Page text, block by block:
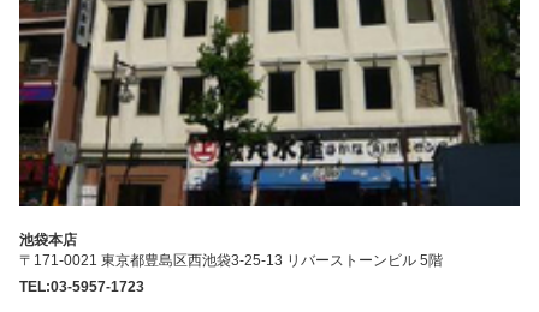
池袋本店
〒171-0021 東京都豊島区西池袋3-25-13 リバーストーンビル 5階
TEL:03-5957-1723